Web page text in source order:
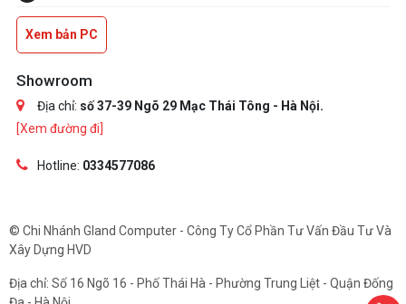
Xem bản PC
Showroom
Địa chỉ: số 37-39 Ngõ 29 Mạc Thái Tông - Hà Nội.
[Xem đường đi]
Hotline: 0334577086
© Chi Nhánh Gland Computer - Công Ty Cổ Phần Tư Vấn Đầu Tư Và
Xây Dựng HVD
Địa chỉ: Số 16 Ngõ 16 - Phố Thái Hà - Phường Trung Liệt - Quận Đống